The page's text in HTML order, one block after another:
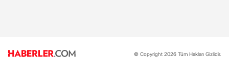
© Copyright 2026 Tüm Hakları Gizlidir.